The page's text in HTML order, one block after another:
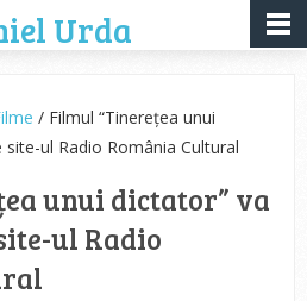
Urda
/ Filmul “Tinerețea unui
ul Radio România Cultural
unui dictator” va
ul Radio